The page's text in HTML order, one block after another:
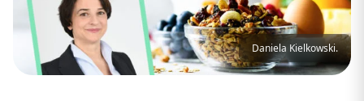
Daniela Kielkowski.